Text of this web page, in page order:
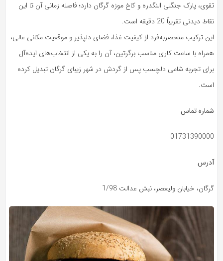
تقوی، پارک جنگلی النگدره و کاخ موزه گرگان دارد؛ فاصله زمانی آن تا این
نقاط دیدنی تقریباً 20 دقیقه است.
این ترکیب منحصربه‌فرد از کیفیت غذا، فضای دلپذیر و موقعیت مکانی عالی،
همراه با ساعت کاری مناسب برگرتین، آن را به یکی از انتخاب‌های ایده‌آل
برای تجربه شامی دلچسب پس از گردش در شهر زیبای گرگان تبدیل کرده
است.
شماره تماس
01731390000
آدرس
گرگان، خیابان ولیعصر، نبش عدالت 1/98